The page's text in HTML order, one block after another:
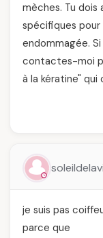
mèches. Tu dois
spécifiques
endommagée.
contactes-moi
à la kératine"
je suis pas
parce que